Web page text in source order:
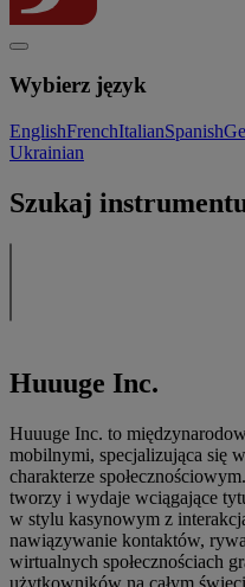
Wybierz język
EnglishFrenchItalianSpanish
Ukrainian
Szukaj
Huuuge Inc.
Huuuge Inc. to
mobilnymi, specjalizująca się
charakterze
tworzy i wydaje wciągające
w stylu kasynowym z
nawiązywanie kontaktów,
wirtualnych społecznościach
użytkowników na całym